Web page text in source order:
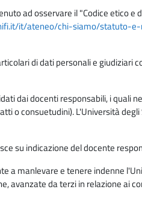
ad osservare il "Codice etico
it/ateneo/chi-siamo/statuto-
di dati personali e giudiziari
dai docenti responsabili, i quali
o consuetudini). L'Università
su indicazione del docente
manlevare e tenere indenne
avanzate da terzi in relazione ai